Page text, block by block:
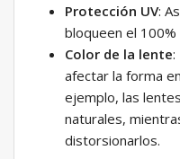
Protección UV:
bloqueen el 100%
Color de la lente:
afectar la forma
ejemplo, las
naturales,
distorsionarlos.